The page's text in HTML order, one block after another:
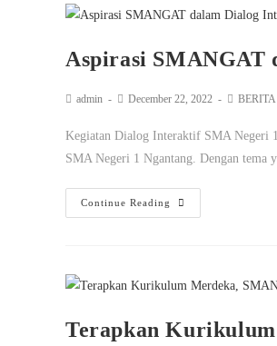
Aspirasi
admin December 22, 2022 BERITA
Kegiatan Dialog Interaktif SMA Negeri 1
SMA Negeri 1 Ngantang. Dengan
Continue Reading
Terapkan